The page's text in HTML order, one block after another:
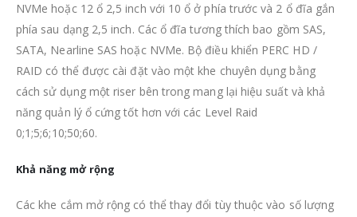
NVMe hoặc 12 ổ 2,5 inch với 10 ổ ở phía trước và 2 ổ đĩa gắn
phía sau dạng 2,5 inch. Các ổ đĩa tương thích bao gồm SAS,
SATA, Nearline SAS hoặc NVMe. Bộ điều khiển PERC HD /
RAID có thể được cài đặt vào một khe chuyên dụng bằng
cách sử dụng một riser bên trong mang lại hiệu suất và khả
năng quản lý ổ cứng tốt hơn với các Level Raid
0;1;5;6;10;50;60.
Khả năng mở rộng
Các khe cắm mở rộng có thể thay đổi tùy thuộc vào số lượng